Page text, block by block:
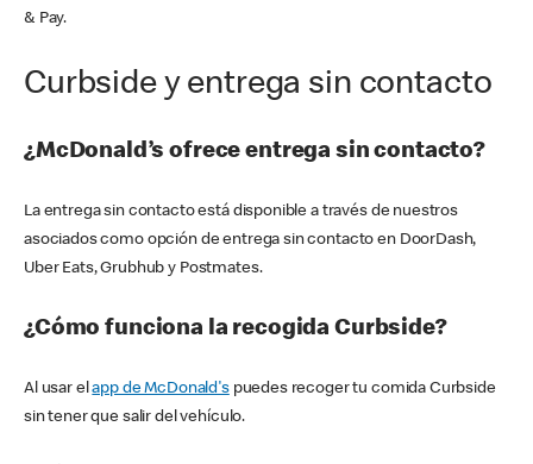
& Pay.
Curbside y entrega sin contacto
¿McDonald’s ofrece entrega sin contacto?
La entrega sin contacto está disponible a través de nuestros
asociados como opción de entrega sin contacto en DoorDash,
Uber Eats, Grubhub y Postmates.
¿Cómo funciona la recogida Curbside?
Al usar elapp de McDonald'spuedes recoger tu comida Curbside
sin tener que salir del vehículo.